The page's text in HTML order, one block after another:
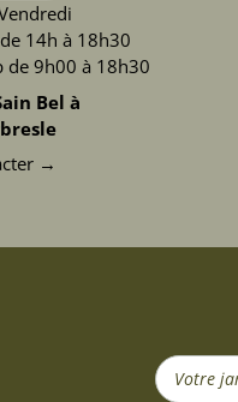
14h à 18h30
de 9h00 à 18h30
Bel à
→
Search
...